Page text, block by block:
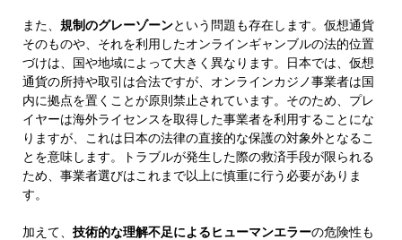
また、 規制のグレーゾーンという問題も存在します。仮想通貨
そのものや、それを利用したオンラインギャンブルの法的位置
づけは、国や地域によって大きく異なります。日本では、仮想
通貨の所持や取引は合法ですが、オンラインカジノ事業者は国
内に拠点を置くことが原則禁止されています。そのため、プレ
イヤーは海外ライセンスを取得した事業者を利用することにな
りますが、これは日本の法律の直接的な保護の対象外となるこ
とを意味します。トラブルが発生した際の救済手段が限られる
ため、事業者選びはこれまで以上に慎重に行う必要がありま
す。
加えて、 技術的な理解不足によるヒューマンエラーの危険性も